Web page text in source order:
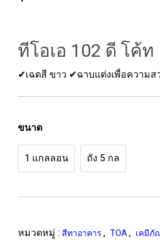
ทีโอเอ 102 ดี โค้ท
✔เฉดสี ขาว ✔ฉาบแต่งเพื่อความส
ขนาด
1 แกลลอน ถัง 5 กล
หมวดหมู่ : สีทาอาคาร , TOA , เคมีภั